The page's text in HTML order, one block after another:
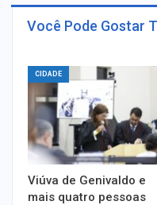
Você Pode Gostar
CIDADE
Viúva de Genivaldo e
mais quatro pessoas